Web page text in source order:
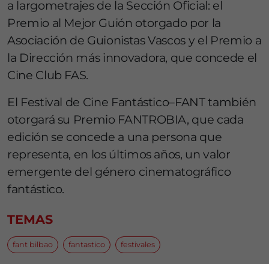
a largometrajes de la Sección Oficial: el
Premio al Mejor Guión otorgado por la
Asociación de Guionistas Vascos y el Premio a
la Dirección más innovadora, que concede el
Cine Club FAS.
El Festival de Cine Fantástico–FANT también
otorgará su Premio FANTROBIA, que cada
edición se concede a una persona que
representa, en los últimos años, un valor
emergente del género cinematográfico
fantástico.
TEMAS
fant bilbao fantastico festivales